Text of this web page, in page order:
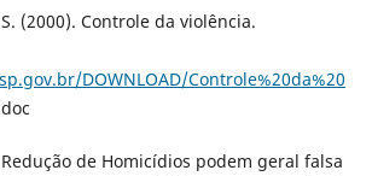
(2000). Controle da violência.
DOWNLOAD/Controle%20da%20
de Homicídios podem geral falsa